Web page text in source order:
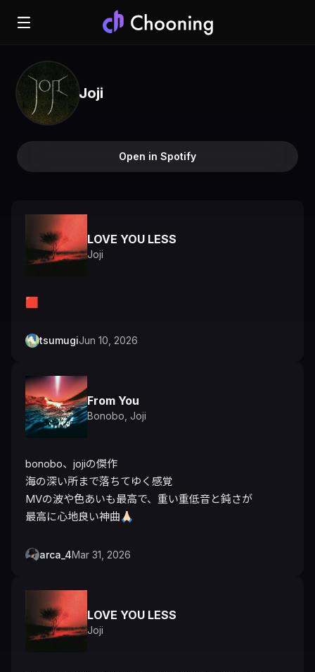
Joji
Open in Spotify
LOVE YOU LESS
Joji
🟥
tsumugiJun 10, 2026
From You
Bonobo Joji
bonobo、jojiの傑作
海の深い所まで落ちてゆく感覚
MVの波や色あいも最高で、重い重低音と鈍さが
最高に心地良い神曲🙏🏻
arca_4Mar 31, 2026
LOVE YOU LESS
Joji